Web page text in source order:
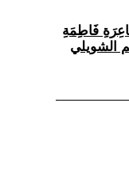
فَاطِمَةِ
الشويلي